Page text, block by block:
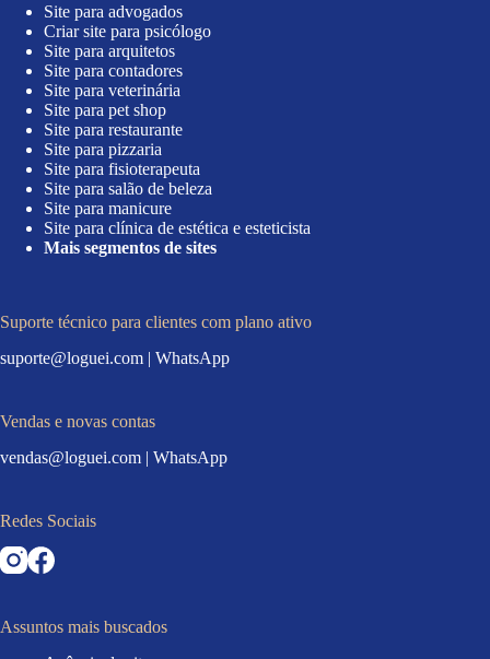
Site para advogados
Criar site para psicólogo
Site para arquitetos
Site para contadores
Site para veterinária
Site para pet shop
Site para restaurante
Site para pizzaria
Site para fisioterapeuta
Site para salão de beleza
Site para manicure
Site para clínica de estética e esteticista
Mais segmentos de sites
Suporte técnico para clientes com plano ativo
suporte@loguei.com | WhatsApp
Vendas e novas contas
vendas@loguei.com | WhatsApp
Redes Sociais
Assuntos mais buscados